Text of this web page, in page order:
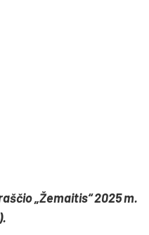
„Žemaitis“ 2025 m.